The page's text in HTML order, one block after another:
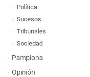
Política
Sucesos
Tribunales
Sociedad
Pamplona
Opinión